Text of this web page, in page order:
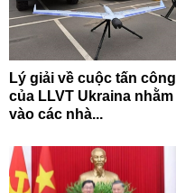
Lý giải về cuộc tấn công
của LLVT Ukraina nhằm
vào các nhà...